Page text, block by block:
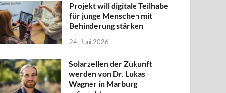
Projekt will digitale Teilhabe
für junge Menschen mit
Behinderung stärken
24. Juni 2026
Solarzellen der Zukunft
werden von Dr. Lukas
Wagner in Marburg